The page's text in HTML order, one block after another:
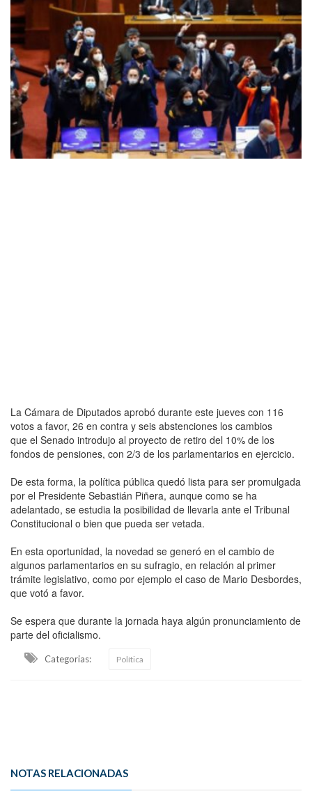
La Cámara de Diputados aprobó durante este jueves con 116
votos a favor, 26 en contra y seis abstenciones los cambios
que el Senado introdujo al proyecto de retiro del 10% de los
fondos de pensiones, con 2/3 de los parlamentarios en ejercicio.
De esta forma, la política pública quedó lista para ser promulgada
por el Presidente Sebastián Piñera, aunque como se ha
adelantado, se estudia la posibilidad de llevarla ante el Tribunal
Constitucional o bien que pueda ser vetada.
En esta oportunidad, la novedad se generó en el cambio de
algunos parlamentarios en su sufragio, en relación al primer
trámite legislativo, como por ejemplo el caso de Mario Desbordes,
que votó a favor.
Se espera que durante la jornada haya algún pronunciamiento de
parte del oficialismo.
Categorias: Política
NOTAS RELACIONADAS